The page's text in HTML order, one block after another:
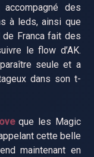
des
à leds, ainsi que
Franca fait des
le flow d’AK.
seule et a
dans son t-
que les Magic
cette belle
maintenant en